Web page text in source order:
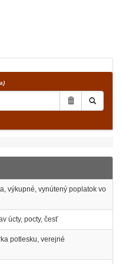
výkupné, vynútený poplatok vo
úcty, pocty, česť
potlesku, verejné